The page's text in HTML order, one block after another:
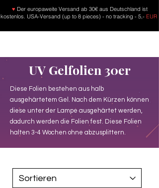
♥ Der europaweite Versand ab 30€ aus Deutschland ist
kostenlos. USA-Versand (up to 8 pieces) - no tracking - 5,- EUR
UV Gelfolien 30er
Diese Folien bestehen aus halb
ausgehärtetem Gel. Nach dem Kürzen können
diese unter der Lampe ausgehärtet werden,
dadurch werden die Folien fest. Diese Folien
halten 3-4 Wochen ohne abzusplittern.